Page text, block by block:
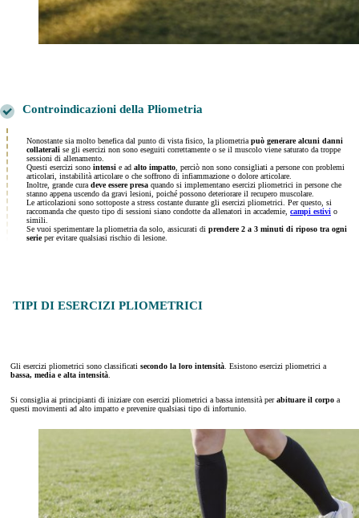
Controindicazioni della Pliometria
Nonostante sia molto benefica dal punto di vista fisico, la pliometriapuò generare alcuni danni
collaterali se gli esercizi non sono eseguiti correttamente o se il muscolo viene saturato da troppe
sessioni di allenamento.
Questi esercizi sono intensi e ad alto impatto, perciò non sono consigliati a persone con problemi
articolari, instabilità articolare o che soffrono di infiammazione o dolore articolare.
Inoltre, grande curadeve essere presa quando si implementano esercizi pliometrici in persone che
stanno appena uscendo da gravi lesioni, poiché possono deteriorare il recupero muscolare.
Le articolazioni sono sottoposte a stress costante durante gli esercizi pliometrici. Per questo, si
raccomanda che questo tipo di sessioni siano condotte da allenatori in accademie, campi estivi o
simili.
Se vuoi sperimentare la pliometria da solo, assicurati di prendere 2 a 3 minuti di riposo tra ogni
serieper evitare qualsiasi rischio di lesione.
TIPI DI ESERCIZI PLIOMETRICI
Gli esercizi pliometrici sono classificati secondo la loro intensità . Esistono esercizi pliometrici a
bassa, media e alta intensità
Si consiglia ai principianti di iniziare con esercizi pliometrici a bassa intensità perabituare il corpo a
questi movimenti ad alto impatto e prevenire qualsiasi tipo di infortunio.